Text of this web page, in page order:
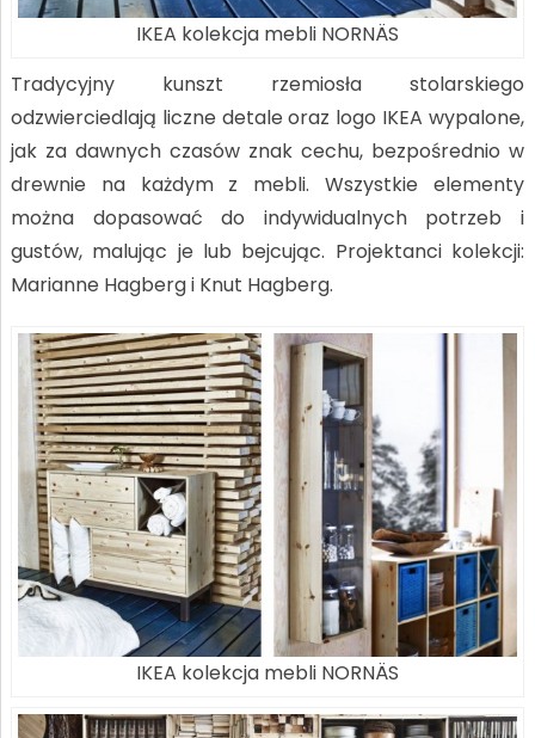
IKEA kolekcja mebli NORNÄS
Tradycyjny kunszt rzemiosła stolarskiego
odzwierciedlają liczne detale oraz logo IKEA wypalone,
jak za dawnych czasów znak cechu, bezpośrednio w
drewnie na każdym z mebli. Wszystkie elementy
można dopasować do indywidualnych potrzeb i
gustów, malując je lub bejcując. Projektanci kolekcji:
Marianne Hagberg i Knut Hagberg.
IKEA kolekcja mebli NORNÄS